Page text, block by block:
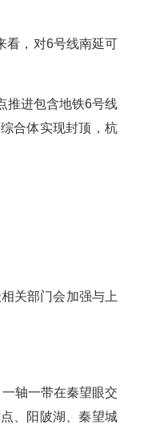
看，对6号线南延可
推进包含地铁6号线
合体实现封顶，杭
关部门会加强与上
轴一带在秦望眼交
、阳陂湖、秦望城